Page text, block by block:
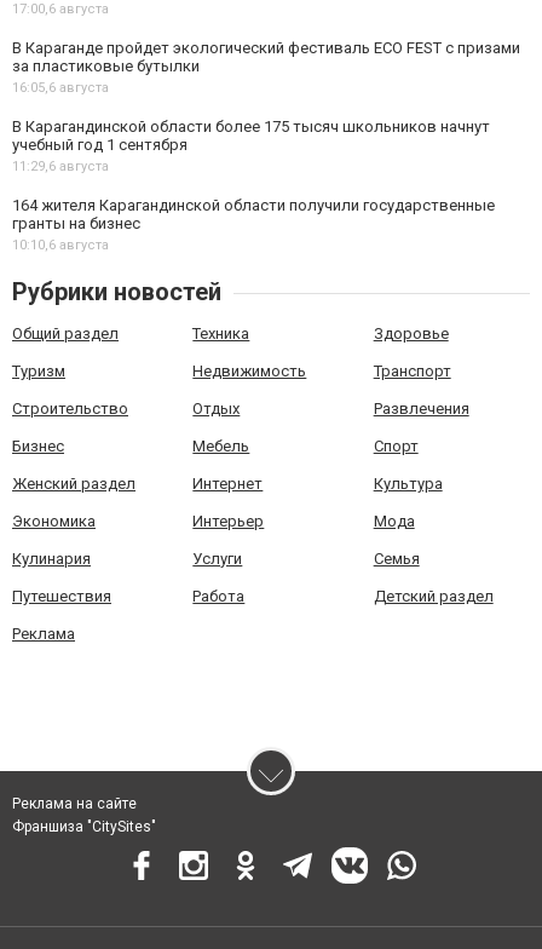
17:00,6 августа
В Караганде пройдет экологический фестиваль ECO FEST с призами
за пластиковые бутылки
16:05,6 августа
В Карагандинской области более 175 тысяч школьников начнут
учебный год 1 сентября
11:29,6 августа
164 жителя Карагандинской области получили государственные
гранты на бизнес
10:10,6 августа
Рубрики новостей
Общий раздел Техника Здоровье
Туризм Недвижимость Транспорт
Строительство Отдых Развлечения
Бизнес Мебель Спорт
Женский раздел Интернет Культура
Экономика Интерьер Мода
Кулинария Услуги Семья
Путешествия Работа Детский раздел
Реклама
Реклама на сайте
Франшиза "CitySites"